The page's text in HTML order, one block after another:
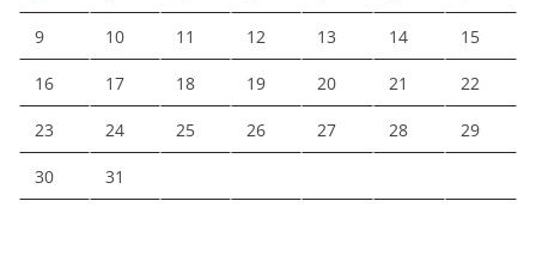
9 10 11 12 13 14 15
16 17 18 19 20 21 22
23 24 25 26 27 28 29
30 31